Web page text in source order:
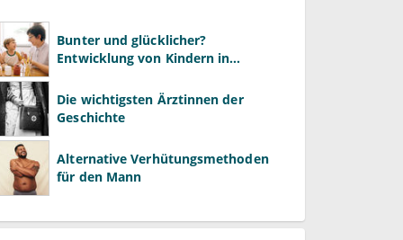
Bunter und glücklicher?
Entwicklung von Kindern in
Die wichtigsten Ärztinnen der
Geschichte
Alternative Verhütungsmethoden
für den Mann